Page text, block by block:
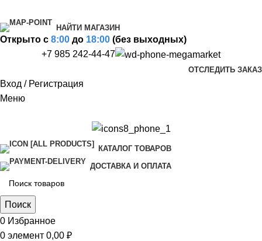
НАЙТИ МАГАЗИН
Открыто c 8:00 до 18:00 (без выходных)
+7 985 242-44-47
ОТСЛЕДИТЬ ЗАКАЗ
Вход / Регистрация
Меню
КАТАЛОГ ТОВАРОВ
ДОСТАВКА И ОПЛАТА
Поиск
0 Избранное
0 элемент 0,00 ₽